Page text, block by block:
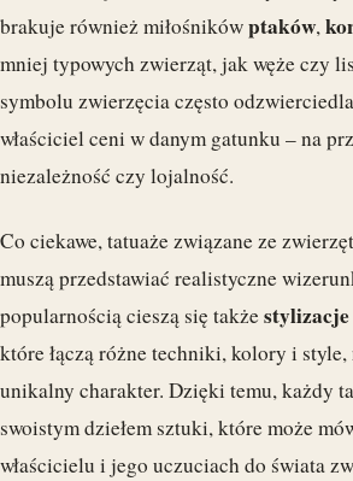
brakuje również miłośnikówptaków,
mniej typowych zwierząt, jak węże czy
symbolu zwierzęcia często
właściciel ceni w danym gatunku – na
niezależność czy lojalność.
Co ciekawe, tatuaże związane ze
muszą przedstawiać realistyczne
popularnością cieszą się także
które łączą różne techniki, kolory i style,
unikalny charakter. Dzięki temu, każdy
swoistym dziełem sztuki, które może
właścicielu i jego uczuciach do świata